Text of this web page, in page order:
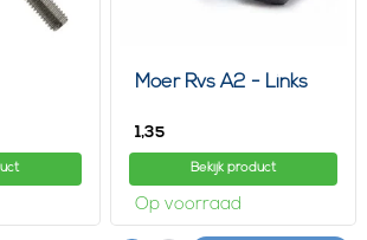
Moer Rvs A2 - Links
1,35
Bekijk product
Op voorraad